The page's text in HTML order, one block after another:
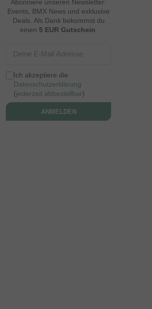
Abonniere unseren Newsletter:
Events, BMX News und exklusive
Deals. Als Dank bekommst du
einen 5 EUR Gutschein
Ich akzeptiere die
Datenschutzerklärung
(jederzeit abbestellbar)
ANMELDEN